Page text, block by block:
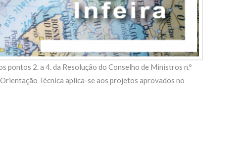
pontos 2. a 4. da Resolução do Conselho de Ministros n.º
Técnica aplica-se aos projetos aprovados no